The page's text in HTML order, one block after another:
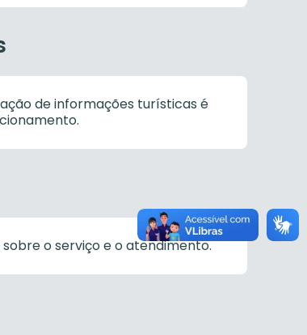
de informações turísticas é
o serviço e o atendimento.